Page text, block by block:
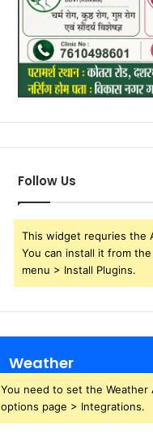
Follow Us
This widget requries the
You can install it from
menu > Install Plugins.
Weather
You need to set the Weather
options page > Integrations.